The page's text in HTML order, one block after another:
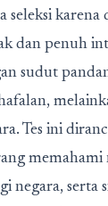
seleksi karena
dan penuh
sudut
Tes ini
negara, serta